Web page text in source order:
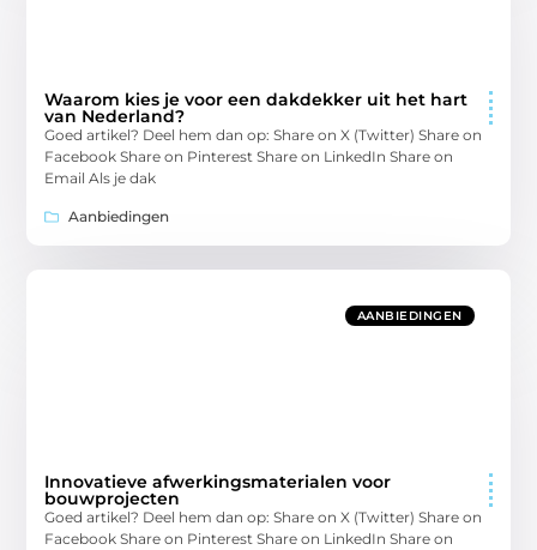
Waarom kies je voor een dakdekker uit het hart
van Nederland?
Goed artikel? Deel hem dan op: Share on X (Twitter) Share on
Facebook Share on Pinterest Share on LinkedIn Share on
Email Als je dak
Aanbiedingen
AANBIEDINGEN
Innovatieve afwerkingsmaterialen voor
bouwprojecten
Goed artikel? Deel hem dan op: Share on X (Twitter) Share on
Facebook Share on Pinterest Share on LinkedIn Share on